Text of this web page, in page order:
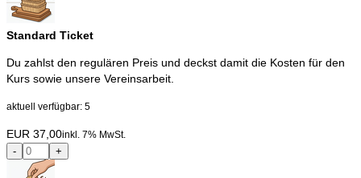
Standard Ticket
Du zahlst den regulären Preis und deckst damit die Kosten für den
Kurs sowie unsere Vereinsarbeit.
aktuell verfügbar: 5
EUR 37,00inkl. 7% MwSt.
- +